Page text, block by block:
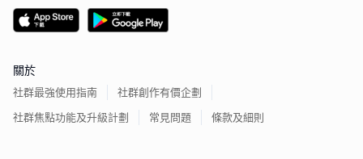
關於
社群最強使用指南
社群創作有價企劃
社群焦點功能及升級計劃
常見問題 條款及細則